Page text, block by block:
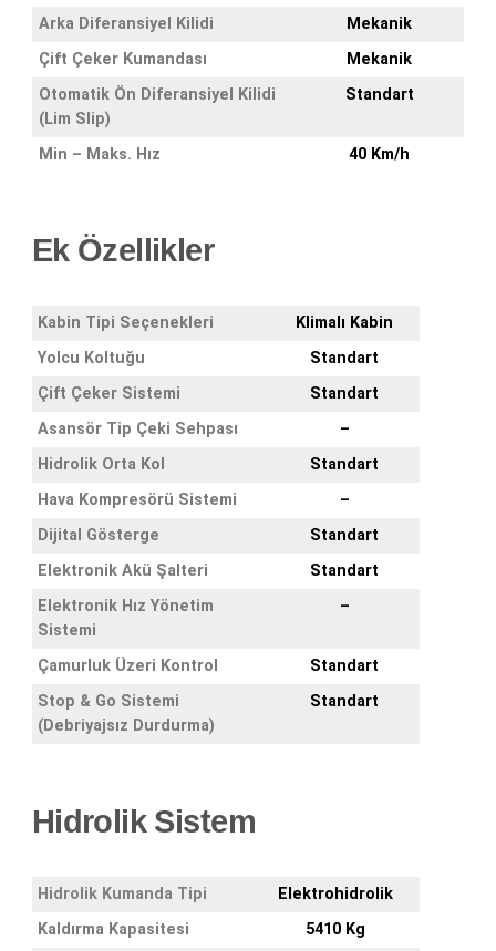
Arka Diferansiyel Kilidi
Mekanik
Çift Çeker Kumandası
Mekanik
Otomatik Ön Diferansiyel Kilidi
(Lim Slip)
Standart
Min – Maks. Hız 40 Km/h
Ek Özellikler
Kabin Tipi Seçenekleri
Klimalı Kabin
Yolcu Koltuğu
Standart
Çift Çeker Sistemi
Standart
Asansör Tip Çeki Sehpası
–
Hidrolik Orta Kol
Standart
Hava Kompresörü Sistemi
–
Dijital Gösterge
Standart
Elektronik Akü Şalteri
Standart
Elektronik Hız Yönetim
Sistemi
–
Çamurluk Üzeri Kontrol
Standart
Stop & Go Sistemi
(Debriyajsız Durdurma)
Standart
Hidrolik Sistem
Hidrolik Kumanda Tipi
Elektrohidrolik
Kaldırma Kapasitesi
5410 Kg